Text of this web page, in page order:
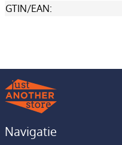
GTIN/EAN:
Navigatie